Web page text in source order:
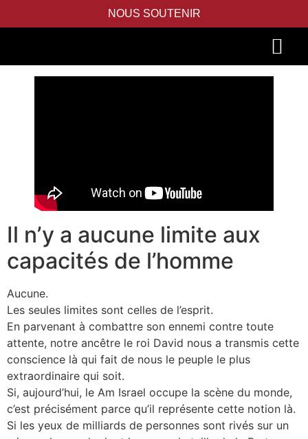
NOUS SOUTENIR
Il n’y a aucune limite aux
capacités de l’homme
Aucune.
Les seules limites sont celles de l’esprit.
En parvenant à combattre son ennemi contre toute
attente, notre ancêtre le roi David nous a transmis cette
conscience là qui fait de nous le peuple le plus
extraordinaire qui soit.
Si, aujourd’hui, le Am Israel occupe la scène du monde,
c’est précisément parce qu’il représente cette notion là.
Si les yeux de milliards de personnes sont rivés sur un